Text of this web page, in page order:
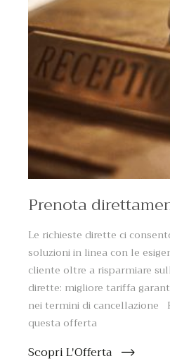
Prenota
Le richieste dirette ci
soluzioni in linea con le
cliente oltre a risparmiare
dirette: migliore tariffa
nei termini di cancellazione
questa offerta
Scopri L'Offerta